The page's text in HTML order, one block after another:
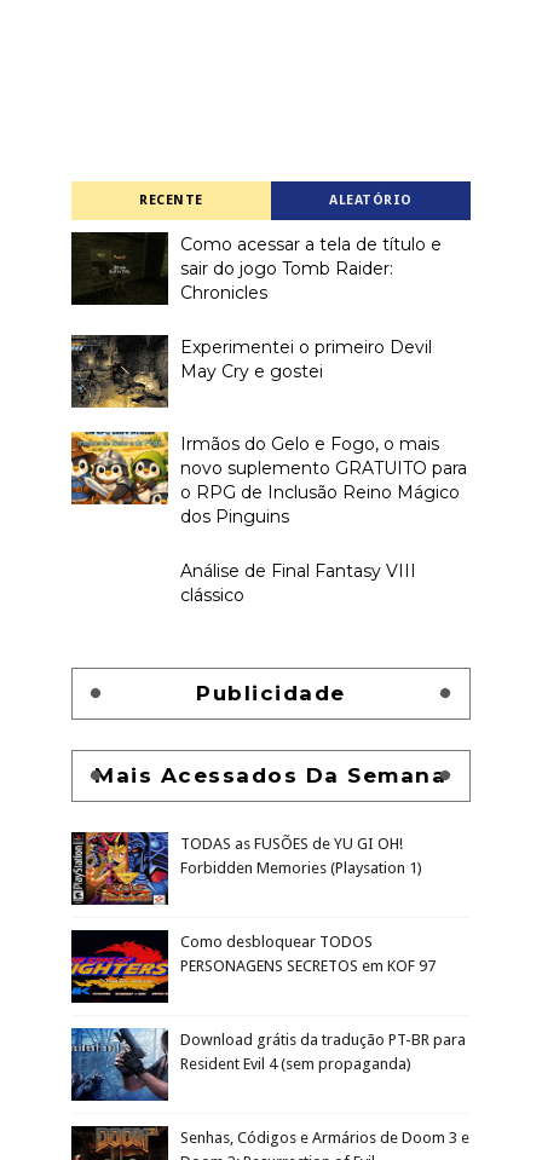
RECENTE ALEATÓRIO
sair do jogo Tomb Raider:
Chronicles
May Cry e gostei
Irmãos do Gelo e Fogo, o mais
novo suplemento GRATUITO para
Análise de Final Fantasy VIII
Mais Acessados Da Semana
TODAS as FUSÕES de YU GI OH!